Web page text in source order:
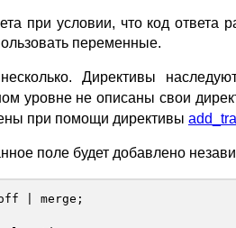
при условии, что код ответа
переменные.
Директивы
уровне не описаны свои
при помощи директивы
поле будет добавлено
merge ;